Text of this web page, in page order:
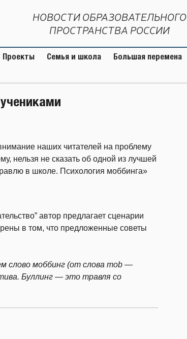
НОВОСТИ ОБРАЗОВАТЕЛЬНОГО
ПРОСТРАНСТВА РОССИИ
Проекты Семья и школа Большая перемена
наших читателей на проблему
нельзя не сказать об одной из лучшей
в школе. Психология моббинга»
автор предлагает сценарии
в том, что предложенные советы
слово моббинг (от слова mob —
Буллинг — это травля со